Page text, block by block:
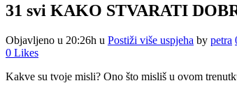
31 svi KAKO STVARATI
Objavljeno u 20:26h u Postiži više uspjeha by petra
0 Likes
Kakve su tvoje misli? Ono što misliš u ovom